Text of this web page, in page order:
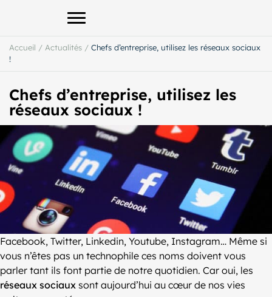
Afficher le menu principal
Accueil / Actualités / Chefs d’entreprise, utilisez les réseaux sociaux
!
Chefs d’entreprise, utilisez les
réseaux sociaux !
Facebook, Twitter, Linkedin, Youtube, Instagram… Même si
vous n’êtes pas un technophile ces noms doivent vous
parler tant ils font partie de notre quotidien. Car oui, les
réseaux sociaux sont aujourd’hui au cœur de nos vies